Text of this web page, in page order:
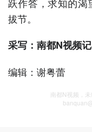
跃作答，求知的
拔节。
采写：南都N视频
编辑：谢粤蕾
南都N视频，